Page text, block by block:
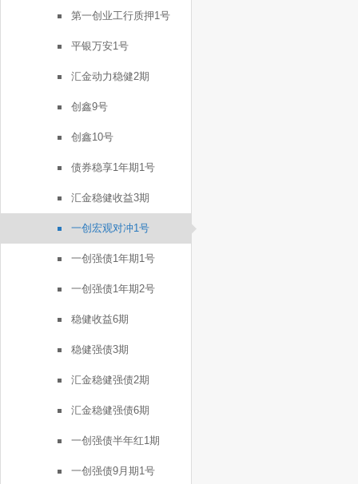
第一创业工行质押1号
平银万安1号
汇金动力稳健2期
创鑫9号
创鑫10号
债券稳享1年期1号
汇金稳健收益3期
一创宏观对冲1号
一创强债1年期1号
一创强债1年期2号
稳健收益6期
稳健强债3期
汇金稳健强债2期
汇金稳健强债6期
一创强债半年红1期
一创强债9月期1号